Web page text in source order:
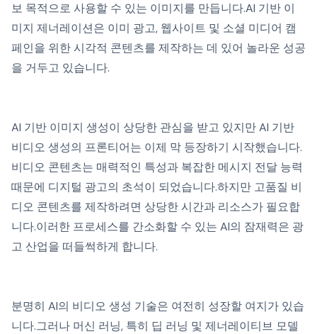
보 목적으로 사용할 수 있는 이미지를 만듭니다.AI 기반 이
미지 제너레이션은 이미 광고, 웹사이트 및 소셜 미디어 캠
페인을 위한 시각적 콘텐츠를 제작하는 데 있어 놀라운 성공
을 거두고 있습니다.
AI 기반 이미지 생성이 상당한 관심을 받고 있지만 AI 기반
비디오 생성의 프론티어는 이제 막 등장하기 시작했습니다.
비디오 콘텐츠는 매력적인 특성과 복잡한 메시지 전달 능력
때문에 디지털 광고의 초석이 되었습니다.하지만 고품질 비
디오 콘텐츠를 제작하려면 상당한 시간과 리소스가 필요합
니다.이러한 프로세스를 간소화할 수 있는 AI의 잠재력은 광
고 산업을 떠들썩하게 합니다.
분명히 AI의 비디오 생성 기술은 여전히 성장할 여지가 있습
니다.그러나 머신 러닝, 특히 딥 러닝 및 제너레이티브 모델